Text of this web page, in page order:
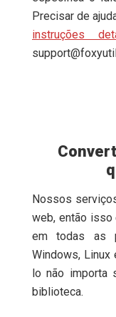
Precisar de
instruções
Nossos
web, então isso
em todas as
Windows, Linux
lo não importa
biblioteca.